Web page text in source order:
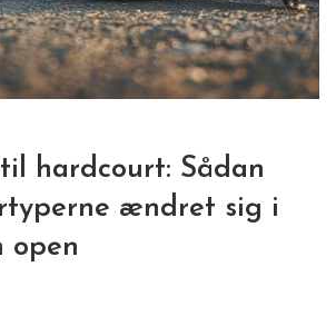
hardcourt: Sådan
ændret sig i
open